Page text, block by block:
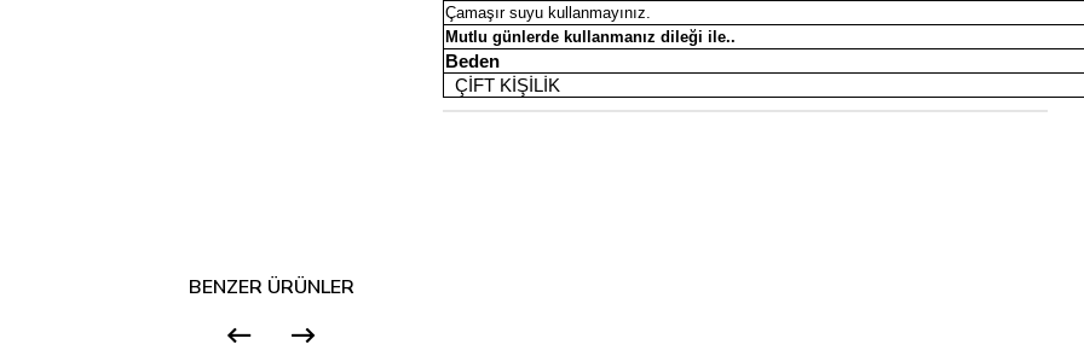
Çamaşır suyu kullanmayınız.
Mutlu günlerde kullanmanız dileği ile..
Beden
ÇİFT KİŞİLİK
BENZER ÜRÜNLER